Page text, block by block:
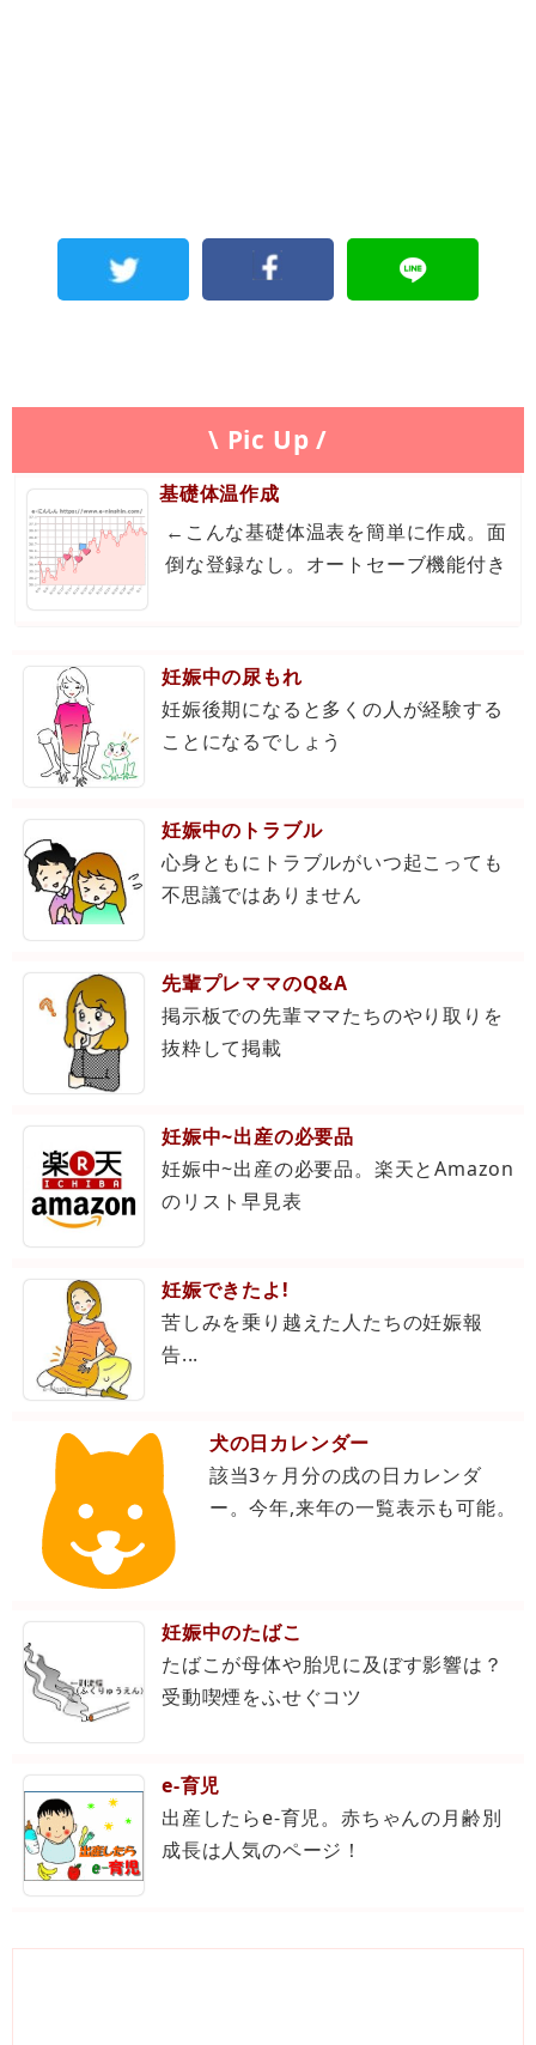
\ Pic Up /
基礎体温作成
←こんな基礎体温表を簡単に作成。面
倒な登録なし。オートセーブ機能付き
妊娠中の尿もれ
妊娠後期になると多くの人が経験する
ことになるでしょう
妊娠中のトラブル
心身ともにトラブルがいつ起こっても
不思議ではありません
先輩プレママのQ&A
掲示板での先輩ママたちのやり取りを
抜粋して掲載
妊娠中~出産の必要品
妊娠中~出産の必要品。楽天とAmazon
のリスト早見表
妊娠できたよ!
苦しみを乗り越えた人たちの妊娠報
告...
犬の日カレンダー
該当3ヶ月分の戌の日カレンダ
ー。今年,来年の一覧表示も可能。
妊娠中のたばこ
たばこが母体や胎児に及ぼす影響は？
受動喫煙をふせぐコツ
e-育児
出産したらe-育児。赤ちゃんの月齢別
成長は人気のページ！